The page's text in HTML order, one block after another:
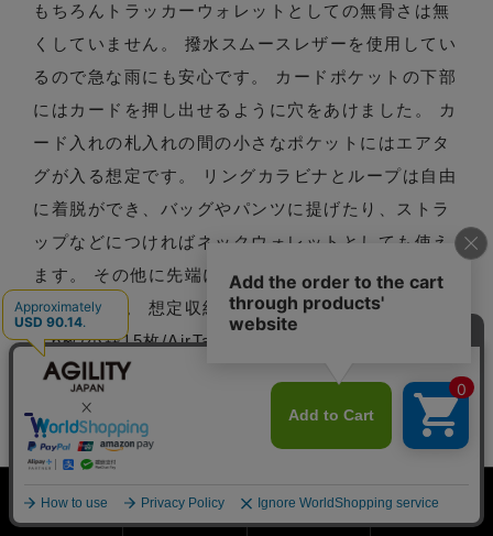
もちろんトラッカーウォレットとしての無骨さは無
くしていません。 撥水スムースレザーを使用してい
るので急な雨にも安心です。 カードポケットの下部
にはカードを押し出せるように穴をあけました。 カ
ード入れの札入れの間の小さなポケットにはエアタ
グが入る想定です。 リングカラビナとループは自由
に着脱ができ、バッグやパンツに提げたり、ストラ
ップなどにつければネックウォレットとしても使え
ます。 その他に先端に鍵をつけたりと自由な持ち方
が可能です。 想定収納数:札10枚（2つ折り）/カー
ド6枚/小銭15枚/AirTag1枚 ■素材：牛革/■サイ
ズ：W11×H7×D2.5(cm)/■重量：約95g/■日本製
【トラッカーウォレット / トラッカー財布 / ミニ財
布 / 撥水 / ミドル / コンパクト / レザー / 革 】
型番: 0741
ＪＡＮコード: 4517394165179/4517394165186